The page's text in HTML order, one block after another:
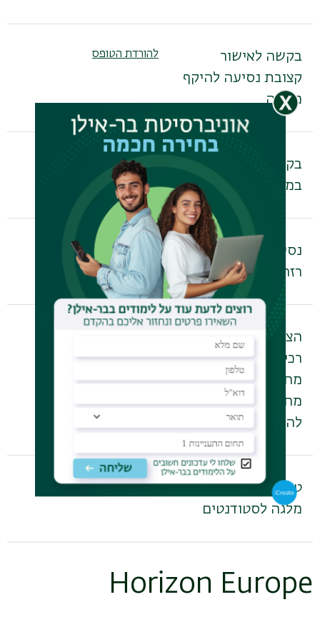
בקשה לאישור
קצובת נסיעה להיקף
משרה
להורדת הטופס
בקשה לתשלום
במטבע זר בחו"ל
להורדת הטופס
נסיעה על חשבון
רזרבת מחקר
להורדת הטופס
הצהרת חוקר על
רכישות תשומות
מחקר מתקציבי
מחקר – בקשה
להחזר כספי
טופס בקשת תשלום
מלגה לסטודנטים
להורדת הטופס
Horizon Europe